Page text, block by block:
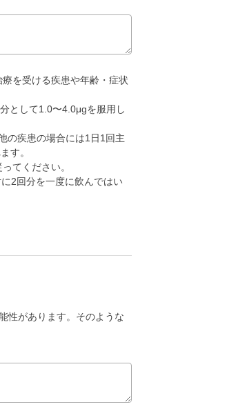
を受ける疾患や年齢・症状
として1.0〜4.0μgを服用し
の疾患の場合には1日1回主
す。
てください。
2回分を一度に飲んではい
性があります。そのような